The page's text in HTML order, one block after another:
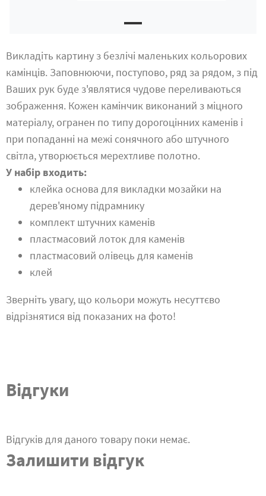
Викладіть картину з безлічі маленьких кольорових
камінців. Заповнюючи, поступово, ряд за рядом, з під
Ваших рук буде з'являтися чудове переливаються
зображення. Кожен камінчик виконаний з міцного
матеріалу, огранен по типу дорогоцінних каменів і
при попаданні на межі сонячного або штучного
світла, утворюється мерехтливе полотно.
У набір входить:
клейка основа для викладки мозайки на
дерев'яному підрамнику
комплект штучних каменів
пластмасовий лоток для каменів
пластмасовий олівець для каменів
клей
Зверніть увагу, що кольори можуть несуттєво
відрізнятися від показаних на фото!
Відгуки
Відгуків для даного товару поки немає.
Залишити відгук